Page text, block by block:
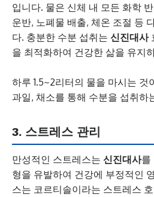
입니다. 물은 신체 내 모든 화학
운반, 노폐물 배출, 체온 조절 등
다. 충분한 수분 섭취는 신진대사
을 최적화하여 건강한 삶을 유지
하루 1.5~2리터의 물을 마시는 것
과일, 채소를 통해 수분을 섭취하
3. 스트레스 관리
만성적인 스트레스는 신진대사를
형을 유발하여 건강에 부정적인
스는 코르티솔이라는 스트레스